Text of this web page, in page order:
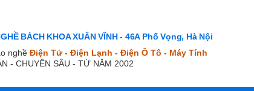
BÁCH KHOA XUÂN VĨNH - 46A Phố Vọng, Hà Nội
nghề Điện Tử - Điện Lạnh - Điện Ô Tô - Máy Tính
- CHUYÊN SÂU - TỪ NĂM 2002